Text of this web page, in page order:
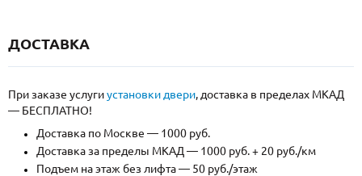
ДОСТАВКА
При заказе услугиустановки двери, доставка в пределах МКАД
— БЕСПЛАТНО!
Доставка по Москве — 1000 руб.
Доставка за пределы МКАД — 1000 руб. + 20 руб./км
Подъем на этаж без лифта — 50 руб./этаж